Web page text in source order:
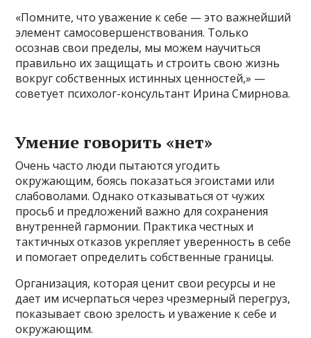
«Помните, что уважение к себе — это важнейший
элемент самосовершенствования. Только
осознав свои пределы, мы можем научиться
правильно их защищать и строить свою жизнь
вокруг собственных истинных ценностей,» —
советует психолог-консультант Ирина Смирнова.
Умение говорить «нет»
Очень часто люди пытаются угодить
окружающим, боясь показаться эгоистами или
слабоволами. Однако отказываться от чужих
просьб и предложений важно для сохранения
внутренней гармонии. Практика честных и
тактичных отказов укрепляет уверенность в себе
и помогает определить собственные границы.
Организация, которая ценит свои ресурсы и не
дает им исчерпаться через чрезмерный перегруз,
показывает свою зрелость и уважение к себе и
окружающим.